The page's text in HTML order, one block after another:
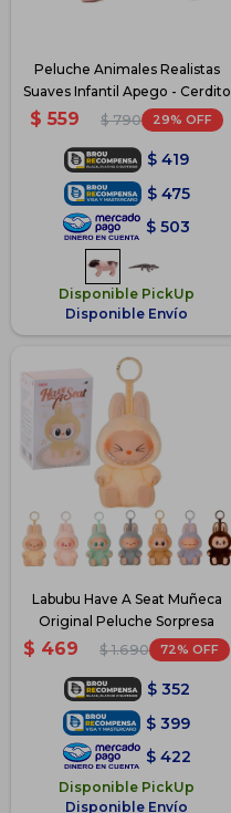
Peluche Animales Realistas
Suaves Infantil Apego - Cerdito
$ 559 $ 790 29
$ 419
$ 475
$ 503
Disponible PickUp
Disponible Envío
Labubu Have A Seat Muñeca
Original Peluche Sorpresa
$ 469 $ 1.690 72
$ 352
$ 399
$ 422
Disponible PickUp
Disponible Envío